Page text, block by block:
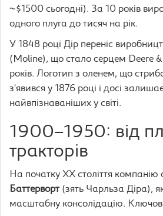
~$1500 сьогодні). За 10 років
одного плуга до тисяч на рік.
У 1848 році Дір переніс
(Moline), що стало серцем Deere &
років. Логотип з оленем, що
з’явився у 1876 році і досі
найвпізнаваніших у світі.
1900–1950: від
тракторів
На початку XX століття компанію
Баттерворт(зять Чарльза Діра),
масштабну консолідацію.